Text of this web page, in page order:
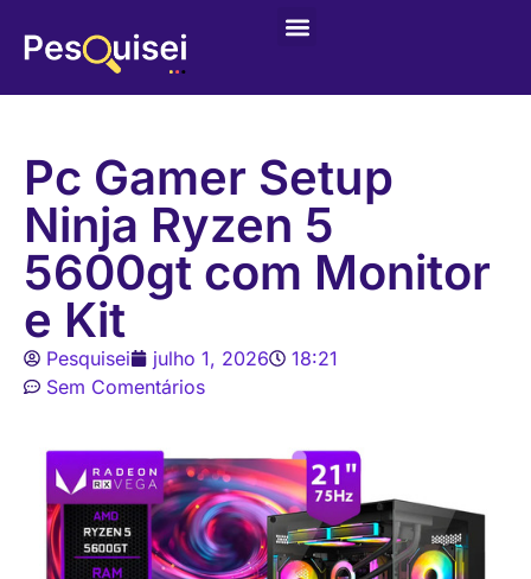
Pc Gamer Setup
Ninja Ryzen 5
5600gt com Monitor
e Kit
Pesquisei julho 1, 2026
18:21
Sem Comentários